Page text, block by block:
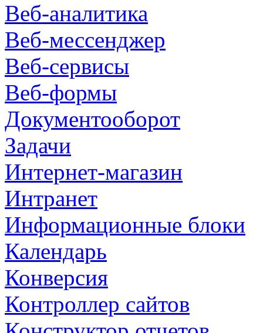
Веб-аналитика
Веб-мессенджер
Веб-сервисы
Веб-формы
Документооборот
Задачи
Интернет-магазин
Интранет
Информационные блоки
Календарь
Конверсия
Контроллер сайтов